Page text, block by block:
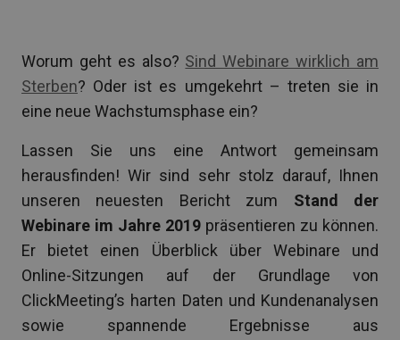
Worum geht es also? Sind Webinare wirklich am
Sterben? Oder ist es umgekehrt – treten sie in
eine neue Wachstumsphase ein?
Lassen Sie uns eine Antwort gemeinsam
herausfinden! Wir sind sehr stolz darauf, Ihnen
unseren neuesten Bericht zum Stand der
Webinare im Jahre 2019 präsentieren zu können.
Er bietet einen Überblick über Webinare und
Online-Sitzungen auf der Grundlage von
ClickMeeting’s harten Daten und Kundenanalysen
sowie spannende Ergebnisse aus